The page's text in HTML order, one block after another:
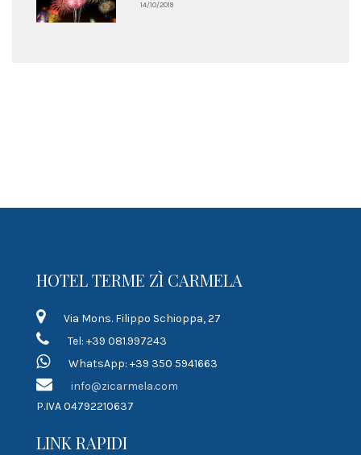
14/10/2019
HOTEL TERME ZÌ CARMELA
Via Mons. Filippo Schioppa, 27
Tel: +39 081.997243
WhatsApp: +39 350 5941663
info@zicarmela.com
P.IVA 04792210637
LINK RAPIDI